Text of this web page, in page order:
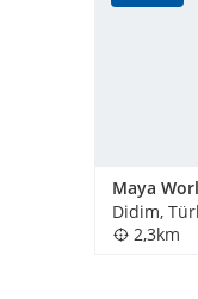
Didim,
2,3km